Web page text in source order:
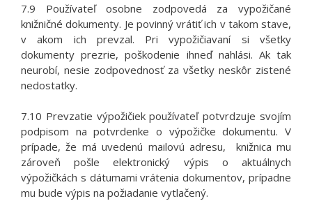
7.9 Používateľ osobne zodpovedá za vypožičané
knižničné dokumenty. Je povinný vrátiť ich v takom stave,
v akom ich prevzal. Pri vypožičiavaní si všetky
dokumenty prezrie, poškodenie ihneď nahlási. Ak tak
neurobí, nesie zodpovednosť za všetky neskôr zistené
nedostatky.
7.10 Prevzatie výpožičiek používateľ potvrdzuje svojím
podpisom na potvrdenke o výpožičke dokumentu. V
prípade, že má uvedenú mailovú adresu, knižnica mu
zároveň pošle elektronický výpis o aktuálnych
výpožičkách s dátumami vrátenia dokumentov, prípadne
mu bude výpis na požiadanie vytlačený.